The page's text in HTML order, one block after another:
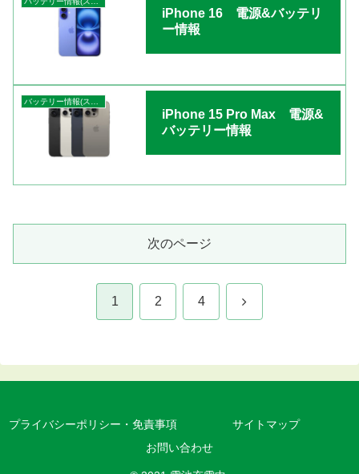
iPhone 16 電源&バッテリ
ー情報
iPhone 15 Pro Max 電源&
バッテリー情報
次のページ
1 2 4 次
プライバシーポリシー・免責事項
サイトマップ
お問い合わせ